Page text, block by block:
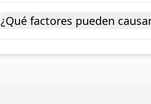
¿Qué factores pueden